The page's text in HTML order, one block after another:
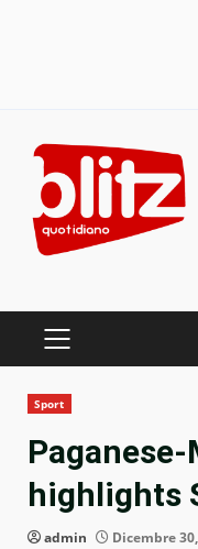
content
PRIMARY
Sport
highlights
admin Dicembre